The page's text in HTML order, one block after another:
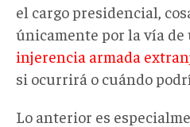
el cargo presidencial,
únicamente por la vía de
injerencia armada
si ocurrirá o cuándo
Lo anterior es